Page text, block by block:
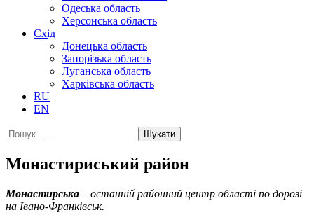
Одеська область
Херсонська область
Схід
Донецька область
Запорізька область
Луганська область
Харківська область
RU
EN
Пошук:
Монастириський район
Монастирська – останній районний центр області по дорозі
на Івано-Франківськ.